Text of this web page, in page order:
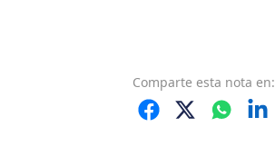
Comparte esta nota en: